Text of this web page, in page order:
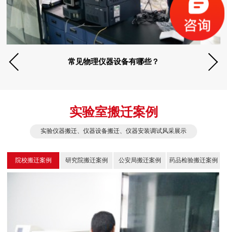
常见物理仪器设备有哪些？
实验室搬迁案例
实验仪器搬迁、仪器设备搬迁、仪器安装调试风采展示
院校搬迁案例 研究院搬迁案例 公安局搬迁案例 药品检验搬迁案例